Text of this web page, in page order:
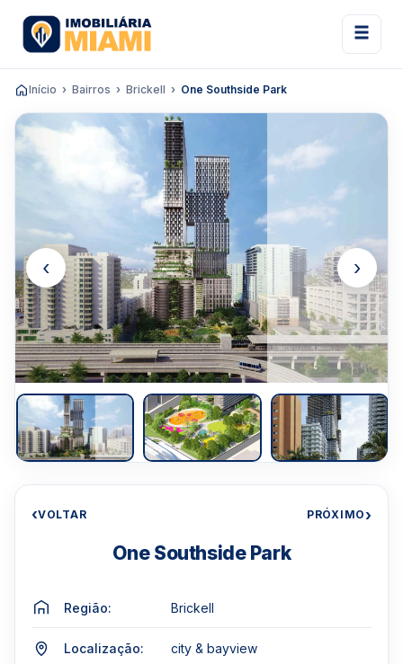
Início Bairros Brickell One Southside Park
‹ ›
‹VOLTAR PRÓXIMO›
One Southside Park
Região: Brickell
Localização: city & bayview